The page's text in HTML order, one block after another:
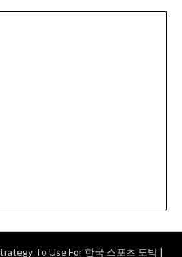
To Use For 한국 스포츠 도박 |